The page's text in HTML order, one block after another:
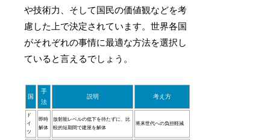
や技術力、そして国民の価値観などを考
慮した上で決定されています。世界各国
がそれぞれの事情に最適な方法を選択し
ていると言えるでしょう。
国
手
法
説明 考え方
ド
イ
ツ
即時
解体
放射能レベルの低下を待たずに、比
較的短期間で建屋を解体
将来世代への負担軽減